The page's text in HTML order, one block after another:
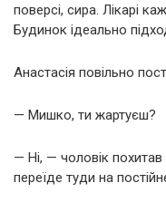
поверсі, сира. Лікарі
Будинок ідеально
Анастасія повільно
— Мишко, ти жартуєш?
— Ні, — чоловік
переїде туди на